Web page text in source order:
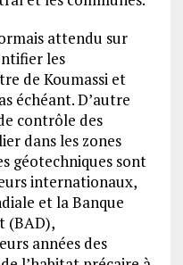
attendu sur
les
de Koumassi et
échéant. D’autre
contrôle des
dans les zones
géotechniques sont
internationaux,
et la Banque
(BAD),
années des